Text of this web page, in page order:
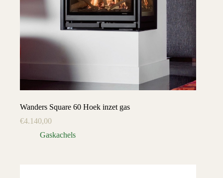
Wanders Square 60 Hoek inzet gas
€4.140,00
Gaskachels